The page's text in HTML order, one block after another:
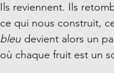
Ils reviennent. Ils
ce qui nous construit,
bleu devient alors un
où chaque fruit est un